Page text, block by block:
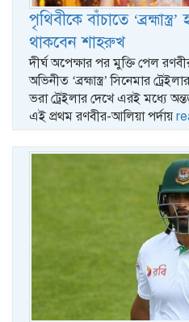
পৃথিবীকে বাঁচাতে
থাকবেন শাহরুখ
দীর্ঘ অপেক্ষার পর মুক্তি পেল
অভিনীত ‘ব্রহ্মাস্ত্র’ সিনেমার
ভরা ট্রেইলার দেখে এরই মধ্যে
এই প্রথম রণবীর-আলিয়া পর্দায়